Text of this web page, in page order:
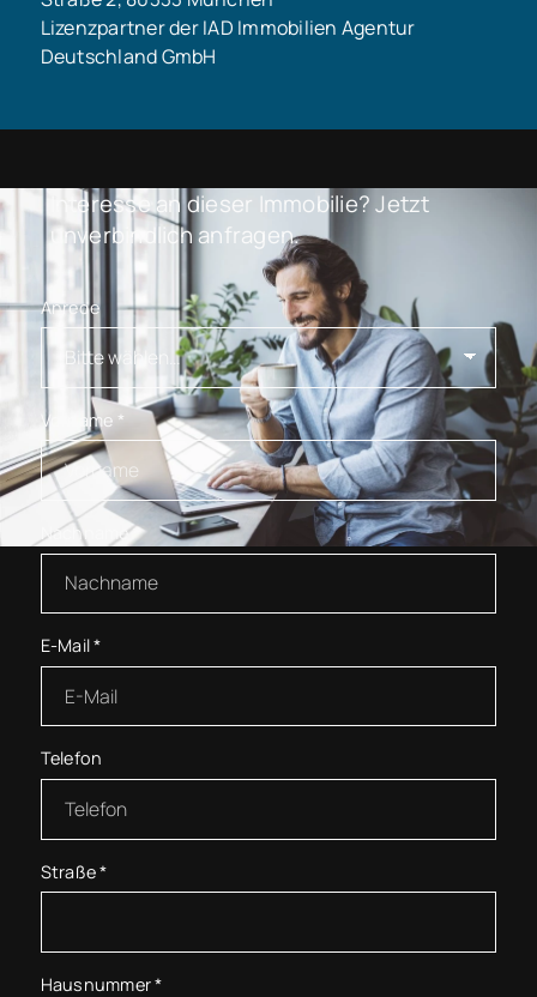
Lizenzpartner der IAD Immobilien Agentur
Deutschland GmbH
Interesse an dieser Immobilie? Jetzt
unverbindlich anfragen.
Anrede
Vorname *
Nachname*
E-Mail*
Telefon
Straße*
Hausnummer*